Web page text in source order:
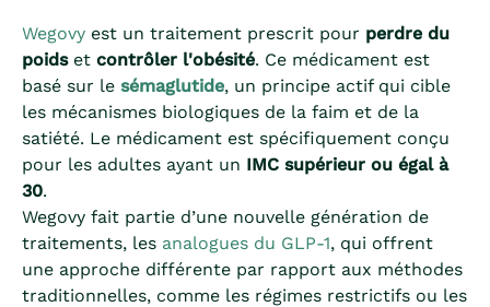
Wegovy est un traitement prescrit pour perdre du
poidset contrôler l'obésité. Ce médicament est
basé sur le sémaglutide, un principe actif qui cible
les mécanismes biologiques de la faim et de la
satiété. Le médicament est spécifiquement conçu
pour les adultes ayant un IMC supérieur ou égal à
30.
Wegovy fait partie d’une nouvelle génération de
traitements, les analogues du GLP-1, qui offrent
une approche différente par rapport aux méthodes
traditionnelles, comme les régimes restrictifs ou les